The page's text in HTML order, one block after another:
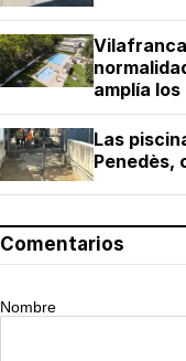
amplía
Las
Penedès,
Comentarios
Nombre